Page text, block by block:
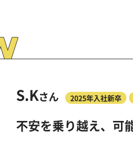
S.Kさん 2025年入社新卒
不安を乗り越え、 可